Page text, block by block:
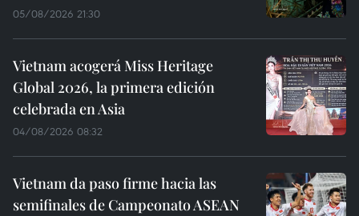
05/08/2026 21:30
Vietnam acogerá Miss Heritage
Global 2026, la primera edición
celebrada en Asia
04/08/2026 08:32
Vietnam da paso firme hacia las
semifinales de Campeonato ASEAN